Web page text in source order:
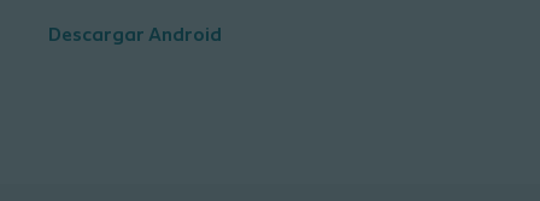
Descargar Android